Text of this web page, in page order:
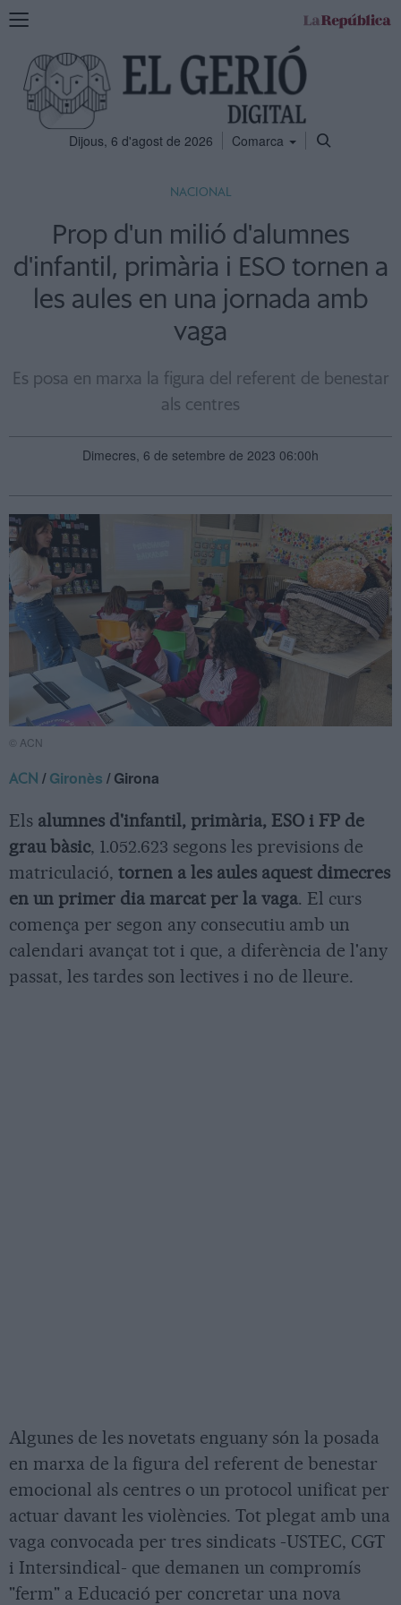
Mostra
navegació
Dijous, 6 d'agost de 2026 Comarca
NACIONAL
Prop d'un milió d'alumnes
d'infantil, primària i ESO tornen a
les aules en una jornada amb
vaga
Es posa en marxa la figura del referent de benestar
als centres
Dimecres, 6 de setembre de 2023 06:00h
© ACN
ACN /Gironès / Girona
Els alumnes d'infantil, primària, ESO i FP de
grau bàsic, 1.052.623 segons les previsions de
matriculació, tornen a les aules aquest dimecres
en un primer dia marcat per la vaga. El curs
comença per segon any consecutiu amb un
calendari avançat tot i que, a diferència de l'any
passat, les tardes son lectives i no de lleure.
Algunes de les novetats enguany són la posada
en marxa de la figura del referent de benestar
emocional als centres o un protocol unificat per
actuar davant les violències. Tot plegat amb una
vaga convocada per tres sindicats -USTEC, CGT
i Intersindical- que demanen un compromís
"ferm" a Educació per concretar una nova